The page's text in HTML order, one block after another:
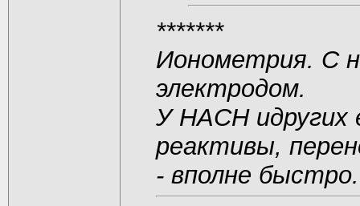
*******
Ионометрия. С
электродом.
У HACH
реактивы,
- вполне